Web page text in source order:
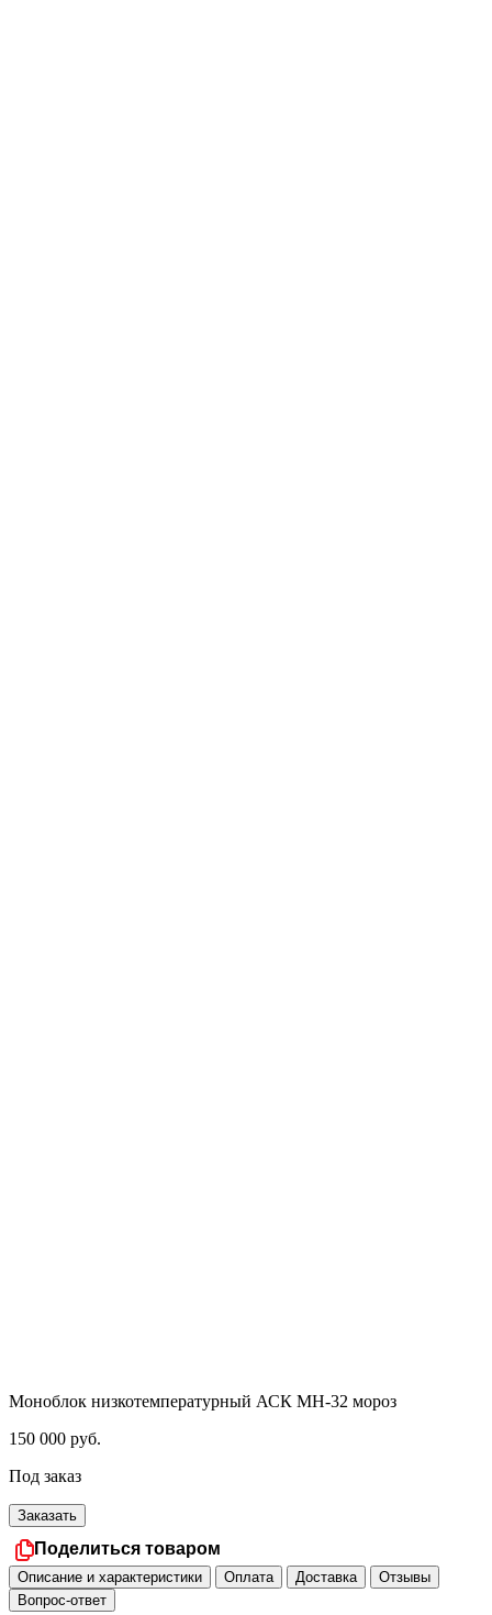
Моноблок низкотемпературный АСК МН-32 мороз
150 000 руб.
Под заказ
Заказать
Поделиться товаром
Описание и характеристики Оплата Доставка
Отзывы
Вопрос-ответ